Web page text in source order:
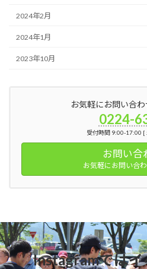
2024年2月
2024年1月
2023年10月
お気軽にお問い合わ
0224-
受付時間 9:00-17:00 [
お問い合
お気軽にお問い合
Instagramでは